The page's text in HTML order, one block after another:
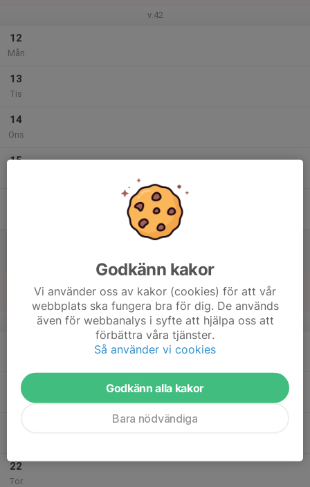
v.42
12
Mån
13
Tis
14
Ons
15
v.43
20
22
Tor
Godkänn kakor
Vi använder oss av kakor (cookies) för att vår
webbplats ska fungera bra för dig. De används
även för webbanalys i syfte att hjälpa oss att
förbättra våra tjänster.
Så använder vi cookies
Godkänn alla kakor
Bara nödvändiga